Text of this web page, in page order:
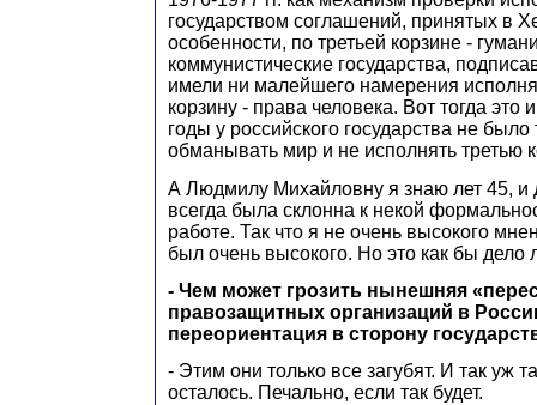
государством соглашений, принятых в
особенности, по третьей корзине -
коммунистические государства,
имели ни малейшего намерения
корзину - права человека. Вот тогда
годы у российского государства не было
обманывать мир и не исполнять третью
А Людмилу Михайловну я знаю лет 45, и
всегда была склонна к некой
работе. Так что я не очень высокого
был очень высокого. Но это как бы дело
- Чем может грозить нынешняя
правозащитных организаций в
переориентация в сторону
- Этим они только все загубят. И так уж
осталось. Печально, если так будет.